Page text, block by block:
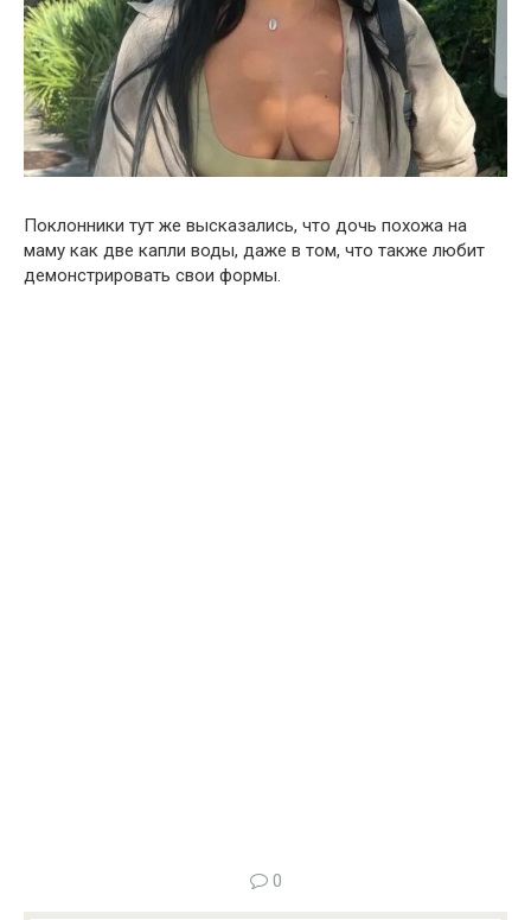
Поклонники тут же высказались, что дочь похожа на
маму как две капли воды, даже в том, что также любит
демонстрировать свои формы.
0